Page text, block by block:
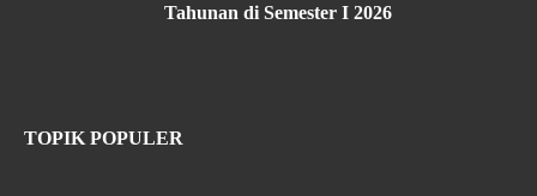
Tahunan di Semester I 2026
TOPIK POPULER